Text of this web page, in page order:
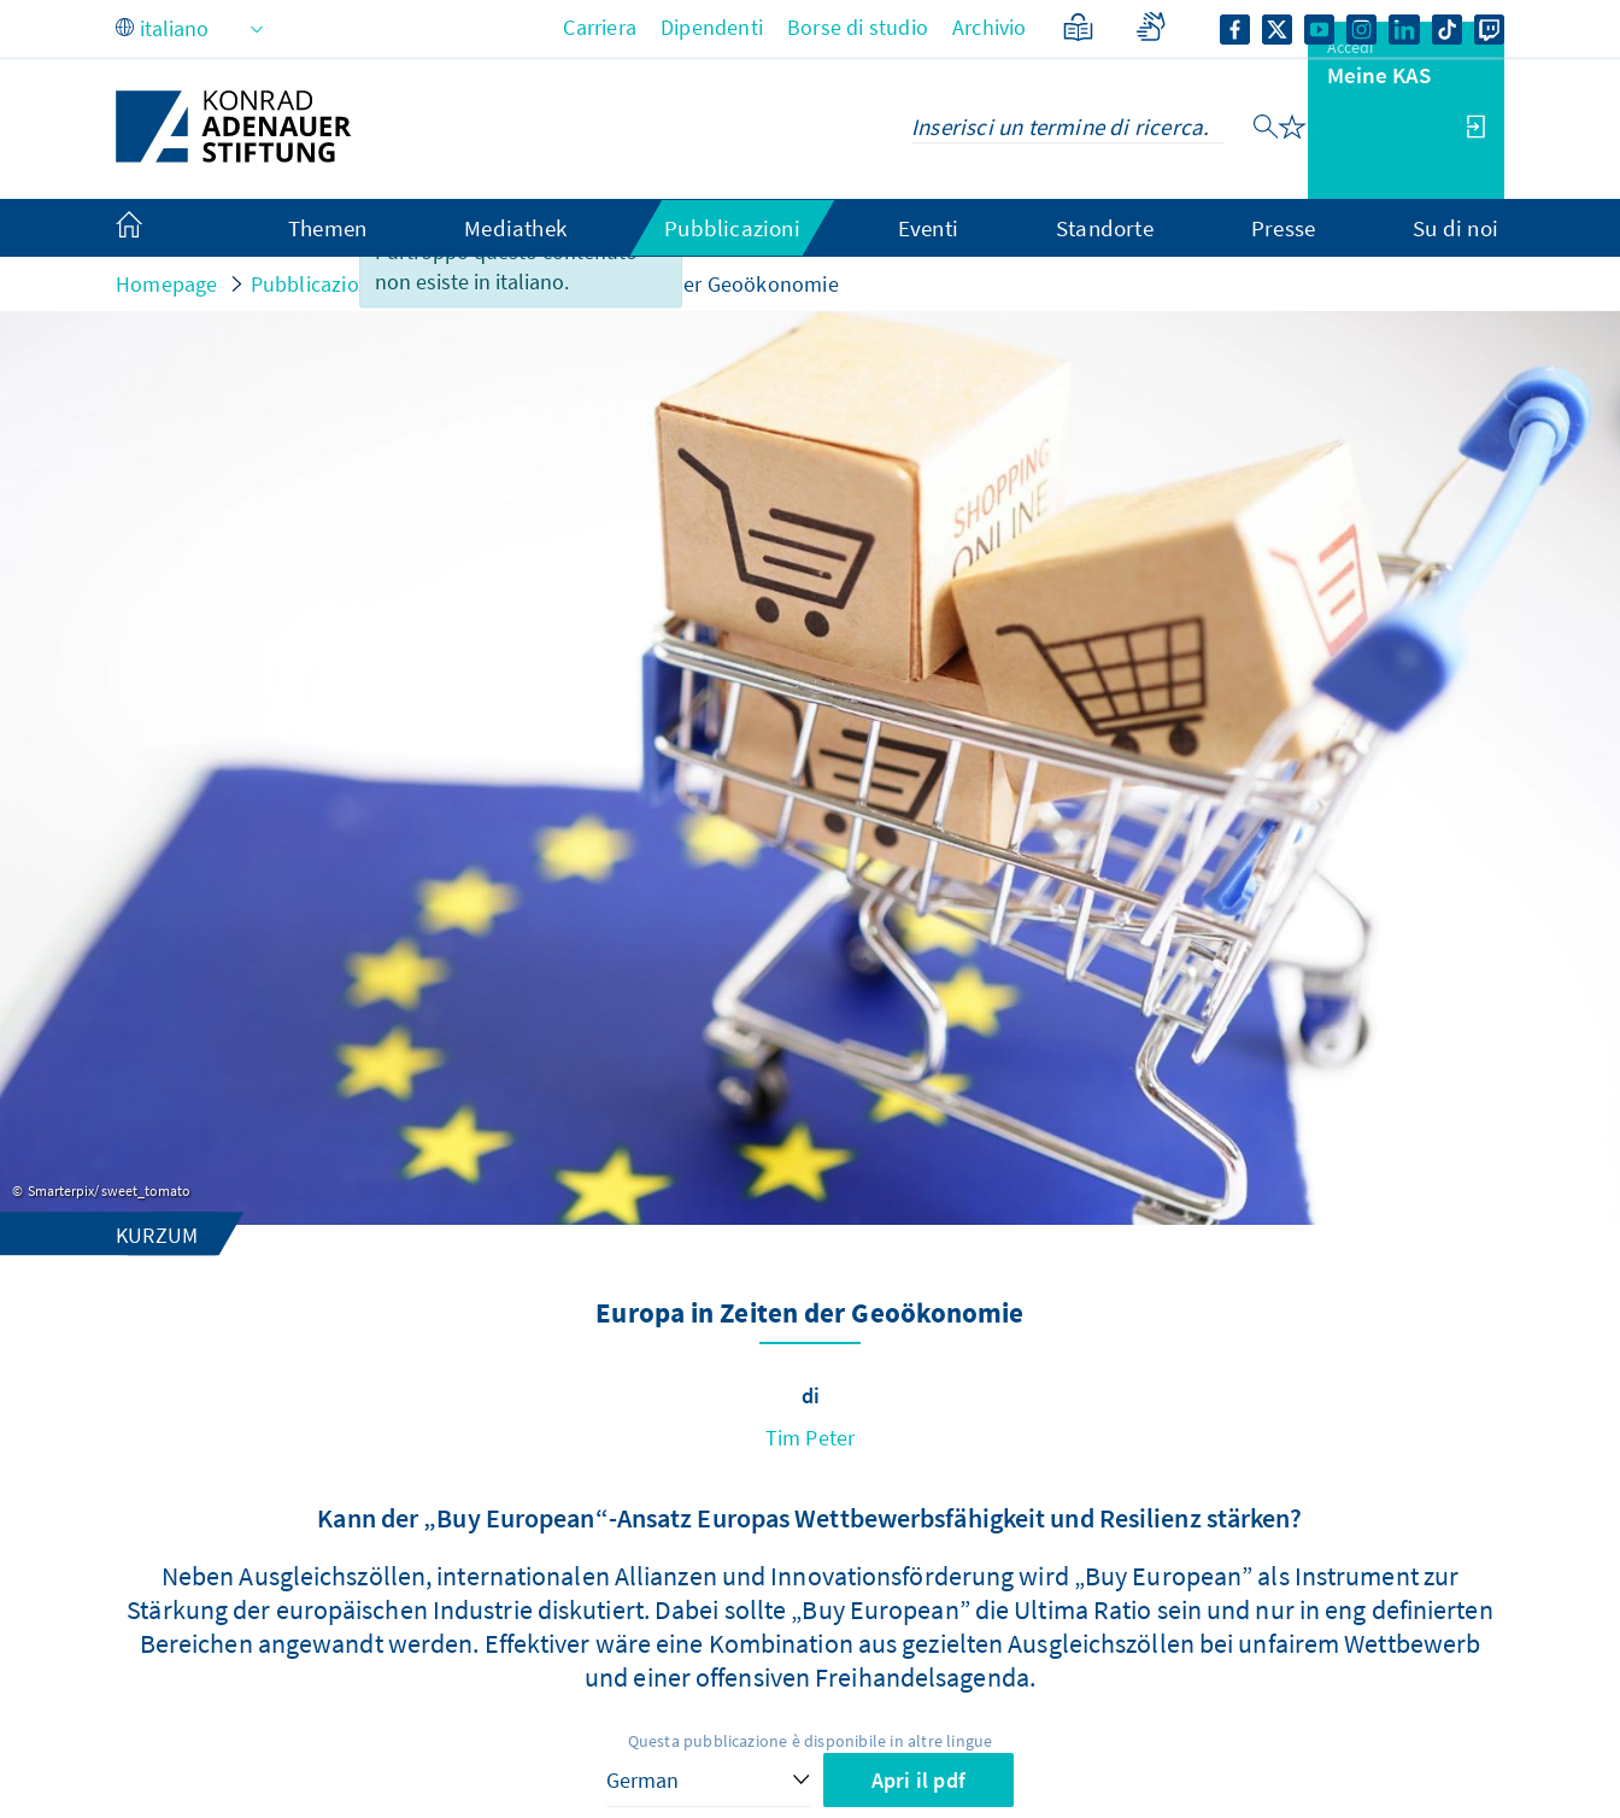
Skip to Main Content
Purtroppo questo contenuto
non esiste in italiano.
Carriera Dipendenti Borse di studio Archivio
Accedi
Meine KAS
Themen Mediathek Pubblicazioni Eventi Standorte Presse Su di noi
Homepage Pubblicazioni kurzum Europa in Zeiten der Geoökonomie
Smarterpix/ sweet_tomato
KURZUM
Europa in Zeiten der Geoökonomie
di
Tim Peter
Kann der „Buy European“-Ansatz Europas Wettbewerbsfähigkeit und Resilienz stärken?
Neben Ausgleichszöllen, internationalen Allianzen und Innovationsförderung wird „Buy European” als Instrument zur
Stärkung der europäischen Industrie diskutiert. Dabei sollte „Buy European” die Ultima Ratio sein und nur in eng definierten
Bereichen angewandt werden. Effektiver wäre eine Kombination aus gezielten Ausgleichszöllen bei unfairem Wettbewerb
und einer offensiven Freihandelsagenda.
Questa pubblicazione è disponibile in altre lingue
Apri il pdf